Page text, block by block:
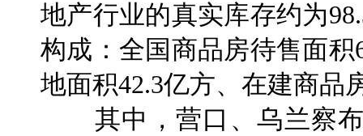
地产行业的真实库存约为
构成：全国商品房待售面
地面积42.3亿方、在建商品
其中，营口、乌兰察布